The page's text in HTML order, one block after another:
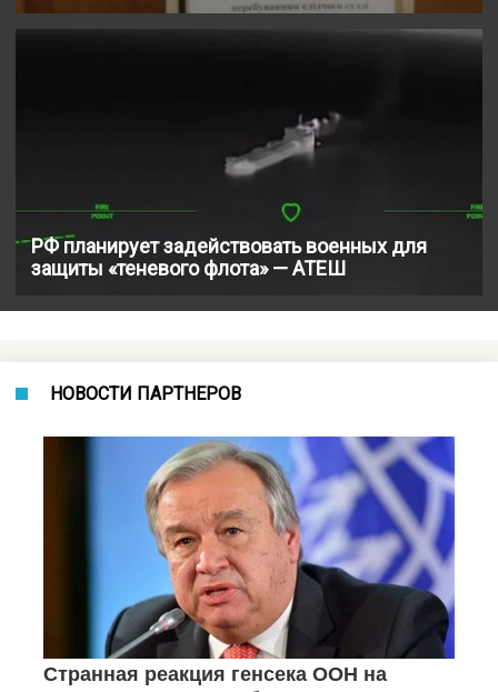
РФ планирует задействовать военных для
защиты «теневого флота» — АТЕШ
НОВОСТИ ПАРТНЕРОВ